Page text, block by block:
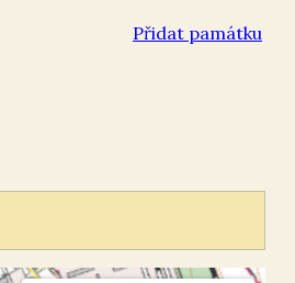
Přidat památku